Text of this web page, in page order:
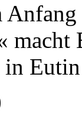
macht
in